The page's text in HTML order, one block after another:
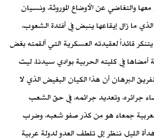
معها والتغاضي عن الأوضاع الموروثة، ونسيان
ما زال إيقاعها ينبض في أفئدة الشعوب،
قائداً لعقيدته العسكرية التي ألقمته بغض
أمضاها في كليته الحربية بوادي سيدنا، ليت
البرهان أن هذا الكيان البغيض الذي لا
جرائره، وتعديد جرائمه، في حق الشعب
جمعاء هو من كدّر صفو شعبه، وضرب
الليل، ننظر إلى تلطف العدو لدولة عربية